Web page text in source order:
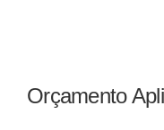
Orçamento